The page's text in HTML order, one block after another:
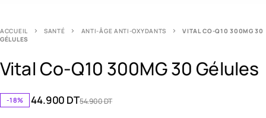
ACCUEIL SANTÉ ANTI-ÂGE ANTI-OXYDANTS
VITAL CO-Q10 300MG 30
GÉLULES
Vital Co-Q10 300MG 30 Gélules
-18% 54.900DT
44.900 DT